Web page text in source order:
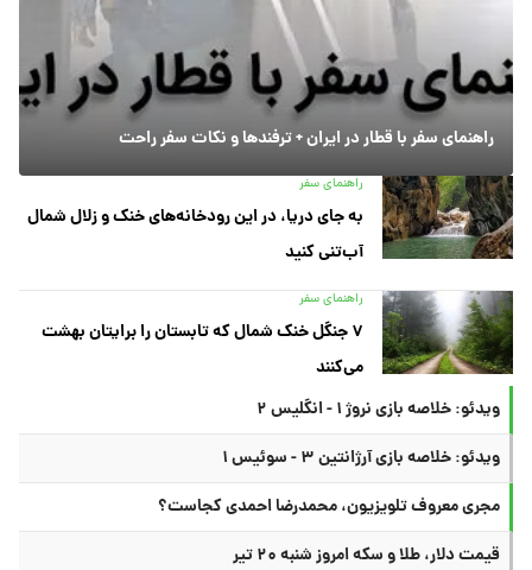
راهنمای سفر با قطار در ایران + ترفندها و نکات سفر راحت
راهنمای سفر
به جای دریا، در این رودخانه‌های خنک و زلال شمال
آب‌تنی کنید
راهنمای سفر
۷ جنگل خنک شمال که تابستان را برایتان بهشت
می‌کنند
ویدئو: خلاصه بازی نروژ ۱ - انگلیس ۲
ویدئو: خلاصه بازی آرژانتین ۳ - سوئیس ۱
مجری معروف تلویزیون، محمدرضا احمدی کجاست؟
قیمت دلار، طلا و سکه امروز شنبه ۲۰ تیر